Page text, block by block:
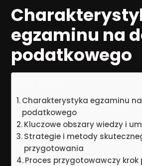
egzaminu na
podatkowego
Charakterystyka egzaminu
podatkowego
Kluczowe obszary wiedzy i
Strategie i metody
przygotowania
Proces przygotowawczy krok